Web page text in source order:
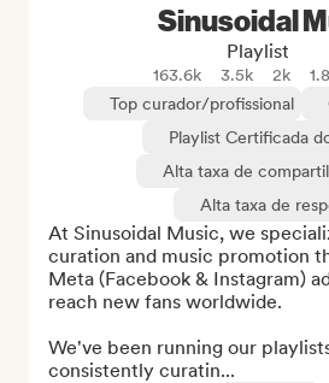
Sinusoidal
Playlist
163.6k 3.5k 2k
Top curador/profissional
Playlist Certificada
Alta taxa de
Alta taxa de
At Sinusoidal Music, we
curation and music promotion
Meta (Facebook & Instagram)
reach new fans worldwide.
We've been running our
consistently curatin...